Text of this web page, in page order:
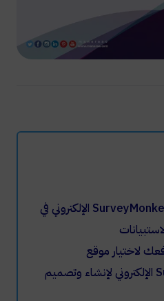
مميزات موقع SurveyMonkey الإلكتروني في
لاختيار موقع
SurveyMonkey الإلكتروني لإنشاء وتصميم